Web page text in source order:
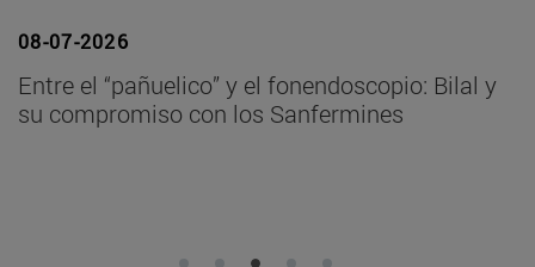
08-07-2026
La Facultad de Farmacia y Nutrición despide a
la catedrática Conchita Cid tras casi 40 años